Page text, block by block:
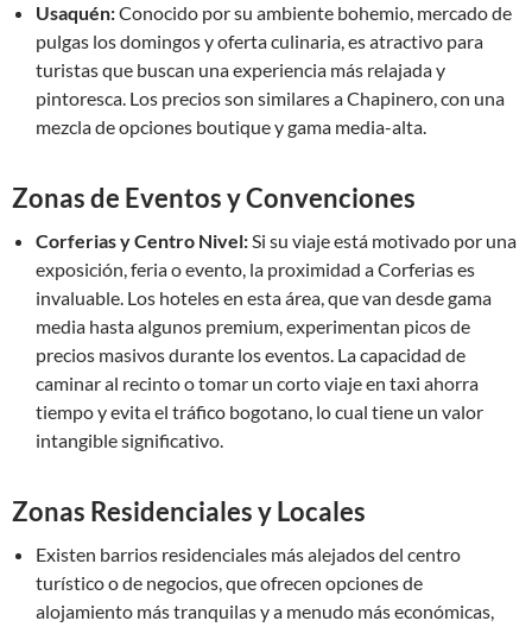
Usaquén:Conocido por su ambiente bohemio, mercado de
pulgas los domingos y oferta culinaria, es atractivo para
turistas que buscan una experiencia más relajada y
pintoresca. Los precios son similares a Chapinero, con una
mezcla de opciones boutique y gama media-alta.
Zonas de Eventos y Convenciones
Corferias y Centro Nivel:Si su viaje está motivado por una
exposición, feria o evento, la proximidad a Corferias es
invaluable. Los hoteles en esta área, que van desde gama
media hasta algunos premium, experimentan picos de
precios masivos durante los eventos. La capacidad de
caminar al recinto o tomar un corto viaje en taxi ahorra
tiempo y evita el tráfico bogotano, lo cual tiene un valor
intangible significativo.
Zonas Residenciales y Locales
Existen barrios residenciales más alejados del centro
turístico o de negocios, que ofrecen opciones de
alojamiento más tranquilas y a menudo más económicas,